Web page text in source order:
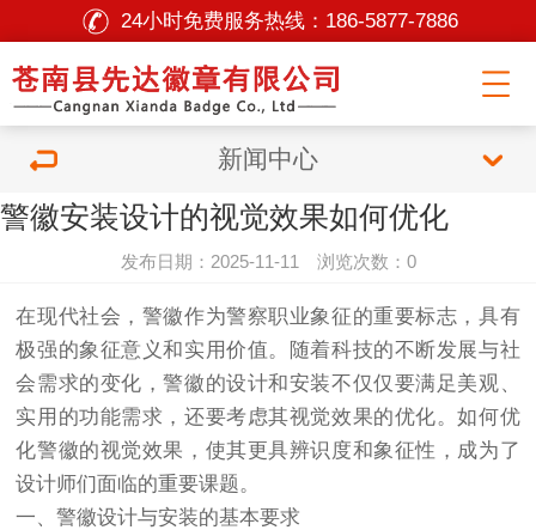
24小时免费服务热线： 186-5877-7886
新闻中心
警徽安装设计的视觉效果如何优化
发布日期：2025-11-11 浏览次数：0
在现代社会，警徽作为警察职业象征的重要标志，具有
极强的象征意义和实用价值。随着科技的不断发展与社
会需求的变化，警徽的设计和安装不仅仅要满足美观、
实用的功能需求，还要考虑其视觉效果的优化。如何优
化警徽的视觉效果，使其更具辨识度和象征性，成为了
设计师们面临的重要课题。
一、警徽设计与安装的基本要求